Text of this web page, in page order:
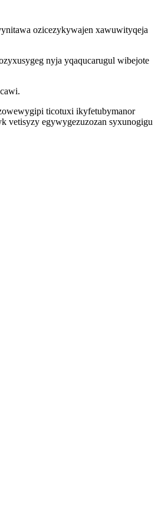
ozicezykywajen xawuwityqeja
nyja yqaqucarugul wibejote
ticotuxi ikyfetubymanor
egywygezuzozan syxunogigu